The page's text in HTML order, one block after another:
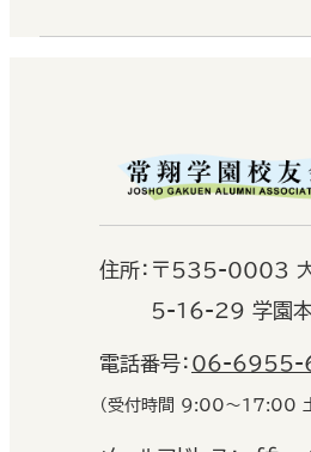
住所： 〒535-0003 大
5-16-29 学園
電話番号： 06-6955-
（受付時間 9:00〜17:00 土